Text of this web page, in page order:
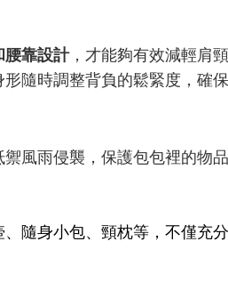
腰靠設計，才能夠有效減輕肩
隨時調整背負的鬆緊度，確
風雨侵襲，保護包包裡的物品
隨身小包、頸枕等，不僅充